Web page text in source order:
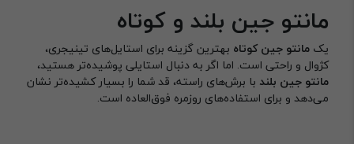
مانتو جین بلند و کوتاه
یک مانتو جین کوتاه بهترین گزینه برای استایل‌های تینیجری،
کژوال و راحتی است. اما اگر به دنبال استایلی پوشیده‌تر هستید،
مانتو جین بلند با برش‌های راسته، قد شما را بسیار کشیده‌تر نشان
می‌دهد و برای استفاده‌های روزمره فوق‌العاده است.